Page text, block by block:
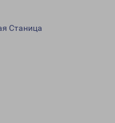
Станица